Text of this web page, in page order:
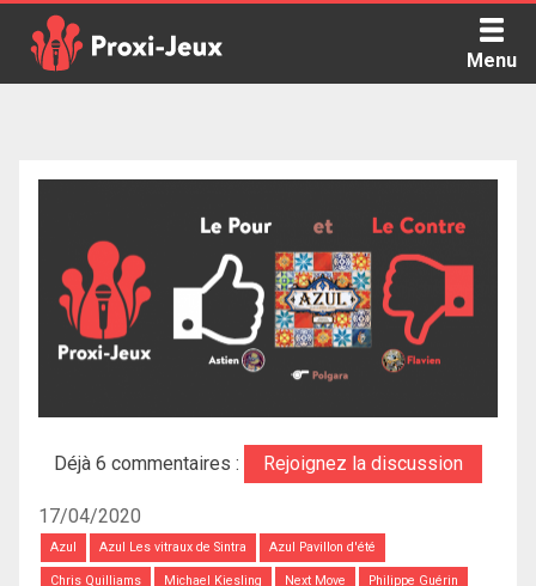
content
Menu
Déjà 6 commentaires : Rejoignez la discussion
17/04/2020
Azul Azul Les vitraux de Sintra Azul Pavillon d'été
Chris Quilliams Michael Kiesling Next Move Philippe Guérin